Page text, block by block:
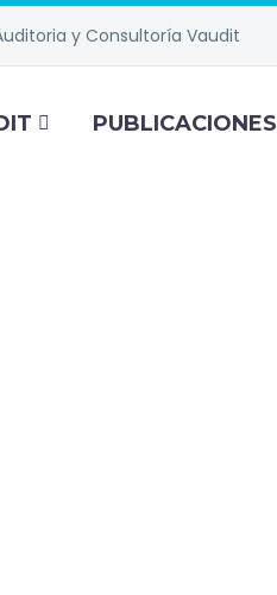
y Consultoría Vaudit
PUBLICACIONES